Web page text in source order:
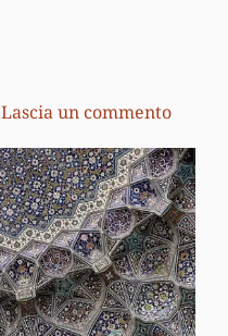
Lascia un commento